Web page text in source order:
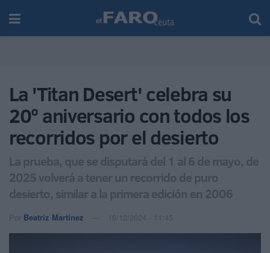
La 'Titan Desert' celebra su
20º aniversario con todos los
recorridos por el desierto
La prueba, que se disputará del 1 al 6 de mayo, de
2025 volverá a tener un recorrido de puro
desierto, similar a la primera edición en 2006
Por Beatriz Martínez 16/12/2024 - 11:45